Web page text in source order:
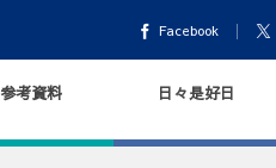
Facebook
参考資料 日々是好日